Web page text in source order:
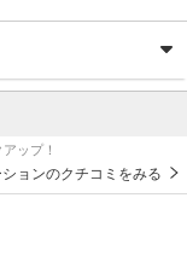
ップ！
ョンのクチコミをみる